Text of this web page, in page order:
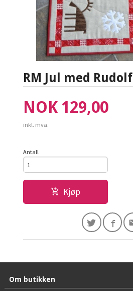
RM Jul med Rudolf
Pris
NOK 129,00
inkl. mva.
Antall
Kjøp
Om butikken